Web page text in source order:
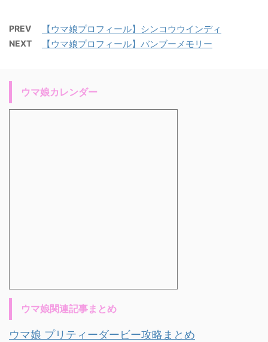
PREV 【ウマ娘プロフィール】シンコウウインディ
NEXT 【ウマ娘プロフィール】バンブーメモリー
ウマ娘カレンダー
ウマ娘関連記事まとめ
ウマ娘 プリティーダービー攻略まとめ